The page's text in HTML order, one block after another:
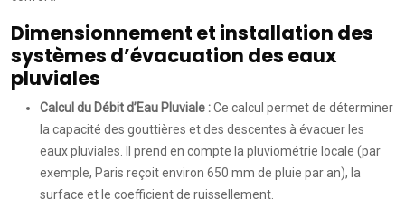
Dimensionnement et installation des
systèmes d’évacuation des eaux
pluviales
Calcul du Débit d’Eau Pluviale :Ce calcul permet de déterminer
la capacité des gouttières et des descentes à évacuer les
eaux pluviales. Il prend en compte la pluviométrie locale (par
exemple, Paris reçoit environ 650 mm de pluie par an), la
surface et le coefficient de ruissellement.